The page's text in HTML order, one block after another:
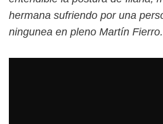
hermana sufriendo por una
ningunea en pleno Martín